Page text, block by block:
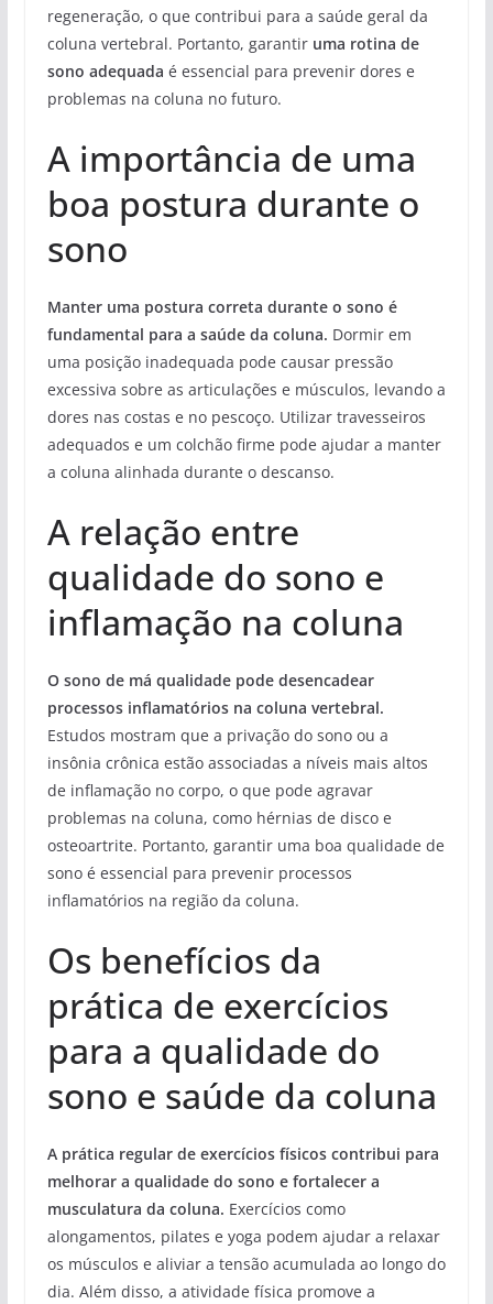
regeneração, o que contribui para a saúde geral da
coluna vertebral. Portanto, garantir uma rotina de
sono adequada é essencial para prevenir dores e
problemas na coluna no futuro.
A importância de uma
boa postura durante o
sono
Manter uma postura correta durante o sono é
fundamental para a saúde da coluna. Dormir em
uma posição inadequada pode causar pressão
excessiva sobre as articulações e músculos, levando a
dores nas costas e no pescoço. Utilizar travesseiros
adequados e um colchão firme pode ajudar a manter
a coluna alinhada durante o descanso.
A relação entre
qualidade do sono e
inflamação na coluna
O sono de má qualidade pode desencadear
processos inflamatórios na coluna vertebral.
Estudos mostram que a privação do sono ou a
insônia crônica estão associadas a níveis mais altos
de inflamação no corpo, o que pode agravar
problemas na coluna, como hérnias de disco e
osteoartrite. Portanto, garantir uma boa qualidade de
sono é essencial para prevenir processos
inflamatórios na região da coluna.
Os benefícios da
prática de exercícios
para a qualidade do
sono e saúde da coluna
A prática regular de exercícios físicos contribui para
melhorar a qualidade do sono e fortalecer a
musculatura da coluna. Exercícios como
alongamentos, pilates e yoga podem ajudar a relaxar
os músculos e aliviar a tensão acumulada ao longo do
dia. Além disso, a atividade física promove a